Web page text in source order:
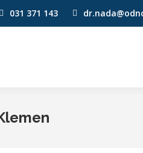
031 371 143